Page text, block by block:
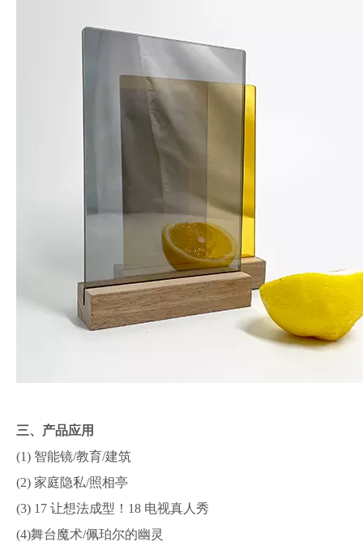
三、产品应用
(1) 智能镜/教育/建筑
(2) 家庭隐私/照相亭
(3) 17 让想法成型！18 电视真人秀
(4)舞台魔术/佩珀尔的幽灵